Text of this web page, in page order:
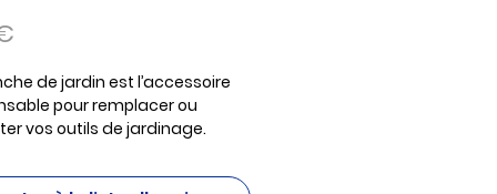
de jardin est l’accessoire
pour remplacer ou
vos outils de jardinage.
et une excellente robustesse